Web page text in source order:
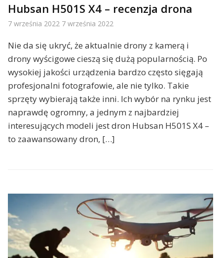
Hubsan H501S X4 – recenzja drona
7 września 2022 7 września 2022
Nie da się ukryć, że aktualnie drony z kamerą i
drony wyścigowe cieszą się dużą popularnością. Po
wysokiej jakości urządzenia bardzo często sięgają
profesjonalni fotografowie, ale nie tylko. Takie
sprzęty wybierają także inni. Ich wybór na rynku jest
naprawdę ogromny, a jednym z najbardziej
interesujących modeli jest dron Hubsan H501S X4 –
to zaawansowany dron, […]